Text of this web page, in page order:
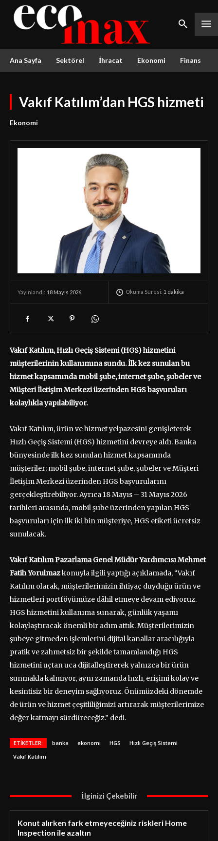
Ana Sayfa Sektörel İhracat Ekonomi Finans
Vakıf Katılım’dan HGS hizmeti
Ekonomi
Yayınlandı: 18 Mayıs 2026 Okuma Süresi: 1 dakika
Vakıf Katılım, Hızlı Geçiş Sistemi (HGS) hizmetini
müşterilerinin kullanımına sundu. İlk kez sunulan bu
hizmet kapsamında mobil şube, internet şube, şubeler ve
Müşteri İletişim Merkezi üzerinden HGS başvuruları
kolaylıkla yapılabiliyor.
Vakıf Katılım, ürün ve hizmet yelpazesini genişleterek
Hızlı Geçiş Sistemi (HGS) hizmetini devreye aldı. Banka
bünyesinde ilk kez sunulan hizmet kapsamında
müşteriler; mobil şube, internet şube, şubeler ve Müşteri
İletişim Merkezi üzerinden HGS başvurularını
gerçekleştirebiliyor. Ayrıca 18 Mayıs – 31 Mayıs 2026
tarihleri arasında, mobil şube üzerinden yapılan HGS
başvuruları için ilk iki bin müşteriye, HGS etiketi ücretsiz
sunulacak.
Vakıf Katılım Pazarlama Genel Müdür Yardımcısı Mehmet
Fatih Yorulmazkonuyla ilgili yaptığı açıklamada, “Vakıf
Katılım olarak, müşterilerimizin ihtiyaç duyduğu ürün ve
hizmetleri portföyümüze dâhil etmeye devam ediyoruz.
HGS hizmetini kullanıma sunarak, günlük yaşamı
kolaylaştıracak önemli bir adım attık. Müşterilerimizin
şubeye gitmeden işlemlerini dijital kanallar aracılığıyla
pratik ve zahmetsiz bir şekilde tamamlandığı HGS
hizmetini uçtan uca dijitalleştirerek yalnızca bir ürün
sunmakla kalmıyor, aynı zamanda hızlı, erişimi kolay ve
kesintisiz bir deneyim sağlıyoruz. Önümüzdeki dönemde
de ürün ve hizmet çeşitliliğimizi artırarak müşterilerimize
değer katmayı sürdüreceğiz.” dedi.
ETIKETLER: banka ekonomi HGS
Hızlı Geçiş Sistemi
Vakıf Katılım
İlginizi Çekebilir
Konut alırken fark etmeyeceğiniz riskleri Home
Inspection ile azaltın